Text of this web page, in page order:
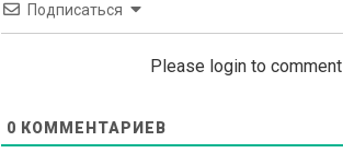
Подписаться
Please login to comment
0 КОММЕНТАРИЕВ